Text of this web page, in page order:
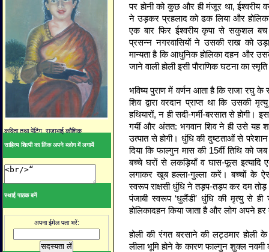
कविता तथा पेंटिंग: राजाभाई कौशिक
साहित्य शिल्पी का लिंक अपने ब्ळोग में लगायें
स्थाई पाठक बनें
अपना ईमेल पता भरें:
पर होनी को कुछ और ही मंजूर था, ईश्वरीय
ने उड़कर प्रहलाद को ढक लिया और
एक बार फिर ईश्वरीय कृपा से सकुशल बच
प्रसन्न नगरवासियों ने उसकी राख को
मान्यता है कि आधुनिक होलिका दहन और
जाने वाली होली इसी पौराणिक घटना का
भविष्य पुराण में वर्णन आता है कि राजा रघु के
शिव द्वारा वरदान प्राप्त था कि उसकी
हथियारों, न ही सदी-गर्मी-बरसात से होगी।
गयीं और अंतत: भगवान शिव ने ही उसे यह
उत्पात से होगी। धुंधि की दुष्टताओं से
दिया कि फाल्गुन मास की 15वीं तिथि को जब
बच्चे घरों से लकड़ियाँ व घास-फूस
लगाकर खूब हल्ला-गुल्ला करें। बच्चों के
स्वरूप राक्षसी धुंधि ने तड़प-तड़प कर दम तोड़
पंजाबी स्वरूप ‘धुलैंडी’ धुंधि की मृत्यु से
होलिकादहन किया जाता है और लोग अपने
होली की रंगत बरसाने की लट्ठमार होली
लीला भूमि होने के कारण फाल्गुन शुक्ल नवमी